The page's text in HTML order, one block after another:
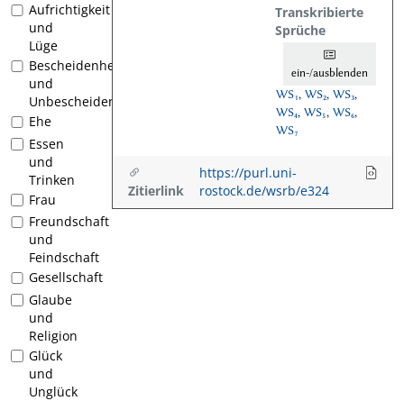
Aufrichtigkeit
und
Lüge
Bescheidenheit
und
Unbescheidenheit
Ehe
Essen
und
Trinken
Frau
Freundschaft
und
Feindschaft
Gesellschaft
Glaube
und
Religion
Glück
und
Unglück
Transkribierte
Sprüche
ein-/ausblenden
WS₁, WS₂, WS₃,
WS₄, WS₅, WS₆,
WS₇
Zitierlink
https://purl.uni-
rostock.de/wsrb/e324